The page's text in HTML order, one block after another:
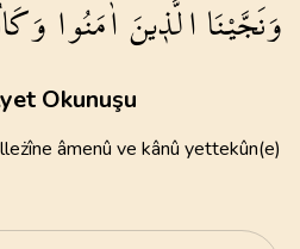
وَنَجَّيْنَاالَّذ۪ينَاٰمَنُوا
Okunuşu
âmenû ve kânû yettekûn(e)